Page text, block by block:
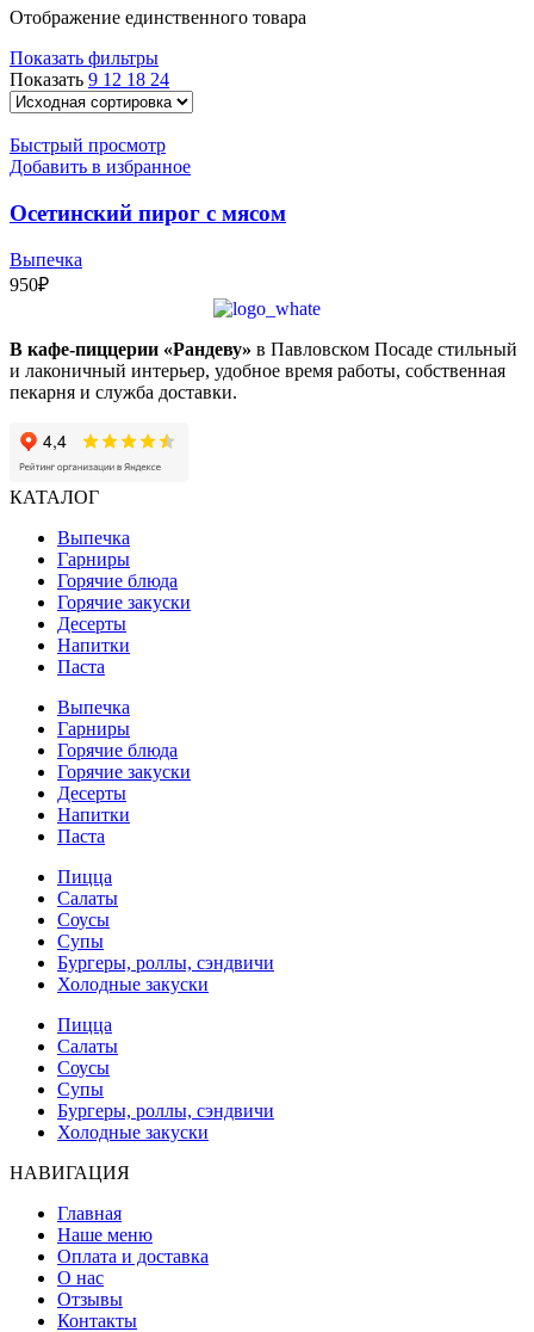
Отображение единственного товара
Показать фильтры
Показать 9 12 18 24
Быстрый просмотр
Добавить в избранное
Осетинский пирог с мясом
Выпечка
950₽
В кафе-пиццерии «Рандеву» в Павловском Посаде стильный
и лаконичный интерьер, удобное время работы, собственная
пекарня и служба доставки.
КАТАЛОГ
Выпечка
Гарниры
Горячие блюда
Горячие закуски
Десерты
Напитки
Паста
Выпечка
Гарниры
Горячие блюда
Горячие закуски
Десерты
Напитки
Паста
Пицца
Салаты
Соусы
Супы
Бургеры, роллы, сэндвичи
Холодные закуски
Пицца
Салаты
Соусы
Супы
Бургеры, роллы, сэндвичи
Холодные закуски
НАВИГАЦИЯ
Главная
Наше меню
Оплата и доставка
О нас
Отзывы
Контакты